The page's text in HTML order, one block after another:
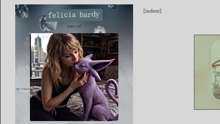
felicia hardy
marvel
[indent]